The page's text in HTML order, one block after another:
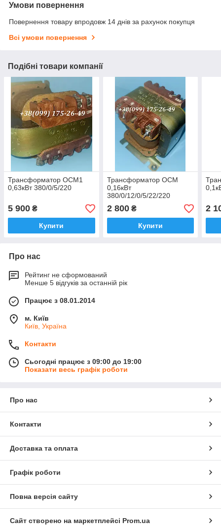
Умови повернення
Повернення товару впродовж 14 днів за рахунок покупця
Всі умови повернення
Подібні товари компанії
Трансформатор ОСМ1
0,63кВт 380/0/5/220
5 900 ₴
Купити
Трансформатор ОСМ
0,16кВт
380/0/12/0/5/22/220
2 800₴
Купити
2
Про нас
Рейтинг не сформований
Менше 5 відгуків за останній рік
Працює з 08.01.2014
м. Київ
Київ, Україна
Контакти
Сьогодні працює з 09:00 до 19:00
Показати весь графік роботи
Про нас
Контакти
Доставка та оплата
Графік роботи
Повна версія сайту
Сайт створено на маркетплейсі Prom.ua